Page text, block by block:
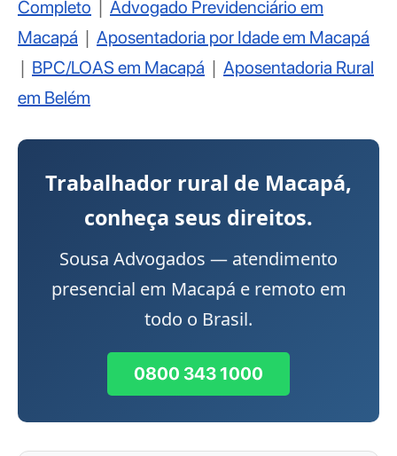
Completo
Advogado Previdenciário em
Macapá | Aposentadoria por Idade em Macapá
| BPC/LOAS em Macapá | Aposentadoria Rural
em Belém
Trabalhador rural de Macapá,
conheça seus direitos.
Sousa Advogados — atendimento
presencial em Macapá e remoto em
todo o Brasil.
0800 343 1000